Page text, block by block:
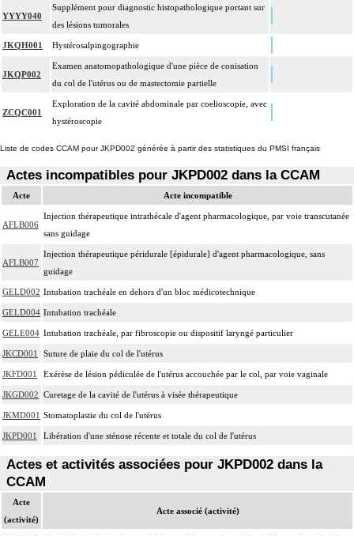
YYYY040
Supplément pour diagnostic histopathologique portant sur
des lésions tumorales
JKQH001 Hystérosalpingographie
JKQP002
Examen anatomopathologique d'une pièce de conisation
du col de l'utérus ou de mastectomie partielle
ZCQC001
Exploration de la cavité abdominale par coelioscopie, avec
hystéroscopie
Liste de codes CCAM pour JKPD002 générée à partir des statistiques du PMSI français
Actes incompatibles pour JKPD002 dans la CCAM
Acte Acte incompatible
AFLB006
Injection thérapeutique intrathécale d'agent pharmacologique, par voie transcutanée
sans guidage
AFLB007
Injection thérapeutique péridurale [épidurale] d'agent pharmacologique, sans
guidage
GELD002 Intubation trachéale en dehors d'un bloc médicotechnique
GELD004 Intubation trachéale
GELE004 Intubation trachéale, par fibroscopie ou dispositif laryngé particulier
JKCD001 Suture de plaie du col de l'utérus
JKFD001 Exérèse de lésion pédiculée de l'utérus accouchée par le col, par voie vaginale
JKGD002 Curetage de la cavité de l'utérus à visée thérapeutique
JKMD001 Stomatoplastie du col de l'utérus
JKPD001 Libération d'une sténose récente et totale du col de l'utérus
Actes et activités associées pour JKPD002 dans la
CCAM
Acte
(activité)
Acte associé (activité)